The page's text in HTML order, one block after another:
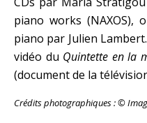
piano works (NAXOS),
piano par Julien
vidéo du Quintette en la
(document de la
Crédits photographiques : ©